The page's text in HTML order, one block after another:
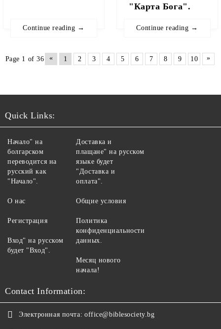
Continue reading →
"Карта Бога".
Continue reading →
Page 1 of 36 « 1 2 3 4 5 6 7 8 9 10 »
Quick Links:
Начало" на
болгарском
переводится на
русский как
"Начало".
О нас
Регистрация
Вход" на русском
будет "Вход".
Доставка и
плащане" на русском
языке будет
"Доставка и
оплата".
Общие условия
Политика
конфиденциальности
данных.
Месяц нового
начала!
Contact Information:
Электронная почта: office@biblesociety.bg